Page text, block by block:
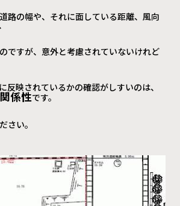
路の幅や、それに面している距離、風向
ですが、意外と考慮されていないけれど
反映されているかの確認がしすいのは、
係性です。
さい。